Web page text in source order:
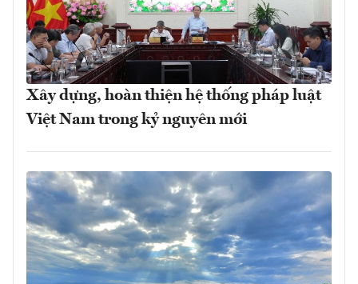
Xây dựng, hoàn thiện hệ thống pháp luật
Việt Nam trong kỷ nguyên mới